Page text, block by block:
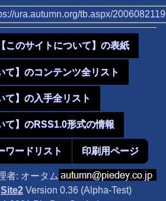
ura.autumn.org/tb.aspx/
【このサイトについて】の表紙
て】のコンテンツ全リスト
て】の入手全リスト
て】のRSS1.0形式の情報
ワードリスト 印刷用ページ
者: オータム
Version 0.36 (Alpha-Test)